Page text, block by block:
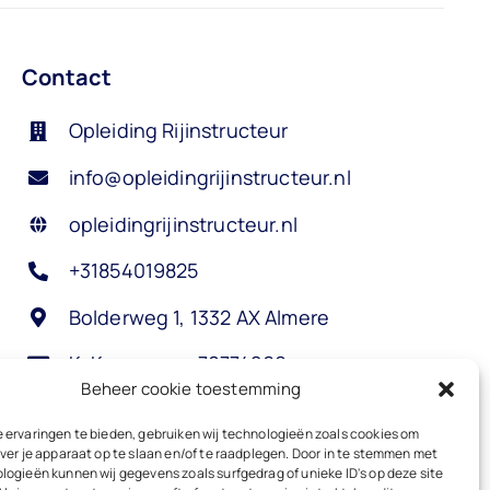
Beheer cookie toestemming
ervaringen te bieden, gebruiken wij technologieën zoals cookies om
je apparaat op te slaan en/of te raadplegen. Door in te stemmen met
kunnen wij gegevens zoals surfgedrag of unieke ID's op deze site
Contact
Opleiding Rijinstructeur
info@opleidingrijinstructeur.nl
opleidingrijinstructeur.nl
+31854019825
Bolderweg 1, 1332 AX Almere
KvK-nummer: 70774269